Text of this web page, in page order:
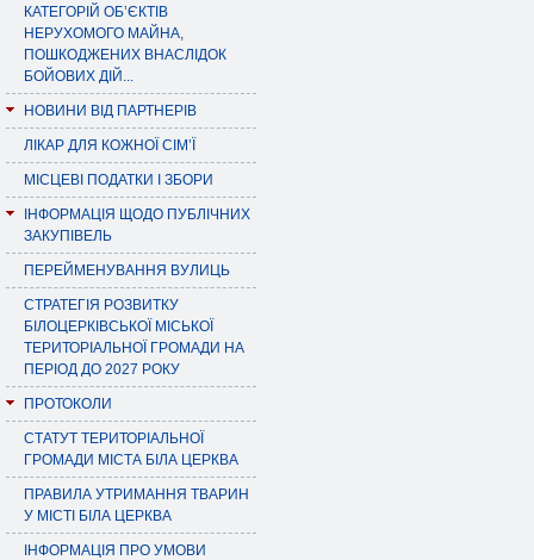
КАТЕГОРІЙ ОБ’ЄКТІВ
НЕРУХОМОГО МАЙНА,
ПОШКОДЖЕНИХ ВНАСЛІДОК
БОЙОВИХ ДІЙ...
НОВИНИ ВІД ПАРТНЕРІВ
ЛІКАР ДЛЯ КОЖНОЇ СІМ’Ї
МІСЦЕВІ ПОДАТКИ І ЗБОРИ
ІНФОРМАЦІЯ ЩОДО ПУБЛІЧНИХ
ЗАКУПІВЕЛЬ
ПЕРЕЙМЕНУВАННЯ ВУЛИЦЬ
СТРАТЕГІЯ РОЗВИТКУ
БІЛОЦЕРКІВСЬКОЇ МІСЬКОЇ
ТЕРИТОРІАЛЬНОЇ ГРОМАДИ НА
ПЕРІОД ДО 2027 РОКУ
ПРОТОКОЛИ
СТАТУТ ТЕРИТОРІАЛЬНОЇ
ГРОМАДИ МІСТА БІЛА ЦЕРКВА
ПРАВИЛА УТРИМАННЯ ТВАРИН
У МІСТІ БІЛА ЦЕРКВА
ІНФОРМАЦІЯ ПРО УМОВИ